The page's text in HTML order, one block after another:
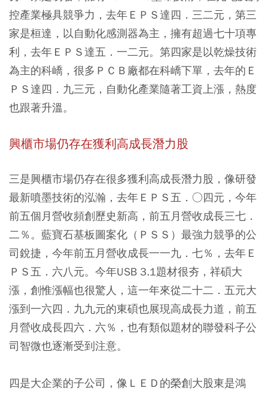
控產業極具競爭力，去年ＥＰＳ達四．三二元，第三
家是桓達，以自動化感測器為主，擁有超過七十項專
利，去年ＥＰＳ達五．一二元。第四家是以乾燥技術
為主的科嶠，很多ＰＣＢ廠都在科嶠下單，去年的Ｅ
ＰＳ達四．九三元，自動化產業隨著工資上漲，熱度
也跟著升溫。
興櫃市場仍存在獲利高成長潛力股
三是興櫃市場仍存在很多獲利高成長潛力股，像研發
最新噴墨技術的泓瀚，去年ＥＰＳ五．○四元，今年
前五個月營收頻創歷史新高，前五月營收成長三七．
二％。藍寶石基板圖案化（ＰＳＳ）最強力競爭的公
司銳捷，今年前五月營收成長一一九．七％，去年Ｅ
ＰＳ五．六八元。今年USB 3.1題材很夯，祥碩大
漲，創惟漲幅也很驚人，這一年來從二十二．五元大
漲到一六四．九九元的東碩也展現高成長力道，前五
月營收成長四六．六％，也有類似題材的聯發科子公
司智微也逐漸受到注意。
四是大企業的子公司，像ＬＥＤ的榮創大股東是鴻